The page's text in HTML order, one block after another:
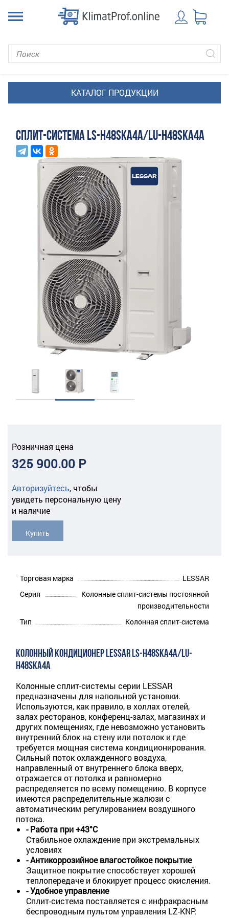
СПЛИТ-СИСТЕМА LS-H48SKA4A/LU-H48SKA4A
Розничная цена
325 900.00 Р
Авторизуйтесь, чтобы
увидеть персональную цену
и наличие
Купить
Торговая марка
LESSAR
Серия
Колонные сплит-системы постоянной
производительности
Тип
Колонная сплит-система
КОЛОННЫЙ КОНДИЦИОНЕР LESSAR LS-H48SKA4A/LU-
H48SKA4A
Колонные сплит-системы серии LESSAR
предназначены для напольной установки.
Используются, как правило, в холлах отелей,
залах ресторанов, конференц-залах, магазинах и
других помещениях, где невозможно установить
внутренний блок на стену или потолок и где
требуется мощная система кондиционирования.
Сильный поток охлажденного воздуха,
направленный от внутреннего блока вверх,
отражается от потолка и равномерно
распределяется по всему помещению. В корпусе
имеются распределительные жалюзи с
автоматическим регулированием воздушного
потока.
- Работа при +43°C
Стабильное охлаждение при экстремальных
условиях
- Антикоррозийное влагостойкое покрытие
Защитное покрытие способствует хорошей
теплопередаче и блокирует процесс окисления.
- Удобное управление
Сплит-система поставляется с инфракрасным
беспроводным пультом управления LZ-KNP.